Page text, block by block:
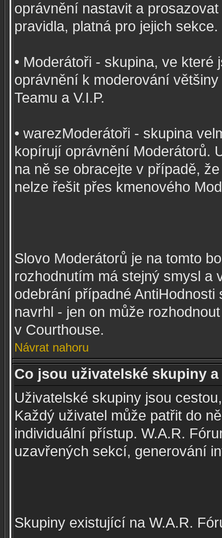
oprávnění nastavit a
pravidla, platná pro jejich sekce.
• Moderátoři - skupina, ve
oprávnění k moderování
Teamu a V.I.P.
• warezModerátoři - skupina
kopírují oprávnění Moderátorů.
na ně se obracejte v případě,
nelze řešit přes kmenového
Slovo Moderátorů je na tomto
rozhodnutím má stejný smysl a
odebrání případné
navrhl - jen on může
v Courthouse.
Návrat nahoru
Co jsou uživatelské skupiny
Uživatelské skupiny jsou
Každý uživatel může patřit do
individuální přístup. W.A.R.
uzavřených sekcí, generování
Skupiny existující na W.A.R.